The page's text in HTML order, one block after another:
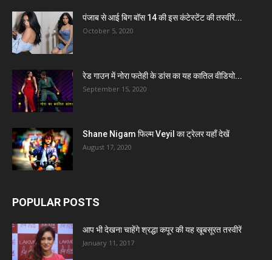
पंजाब से आई बिग बॉस 14 की इस कंटेस्टेंट की तस्वीरें...
October 5, 2020
रेड गाउन में नोरा फतेही के डांस का यह कातिल वीडियो...
September 15, 2020
Shane Nigam फिल्म Veyil का ट्रेलर यहाँ देखें
August 17, 2020
POPULAR POSTS
आप भी देखना चाहेंगे श्रद्धा कपूर की यह खूबसूरत तस्वीरें
January 11, 2017